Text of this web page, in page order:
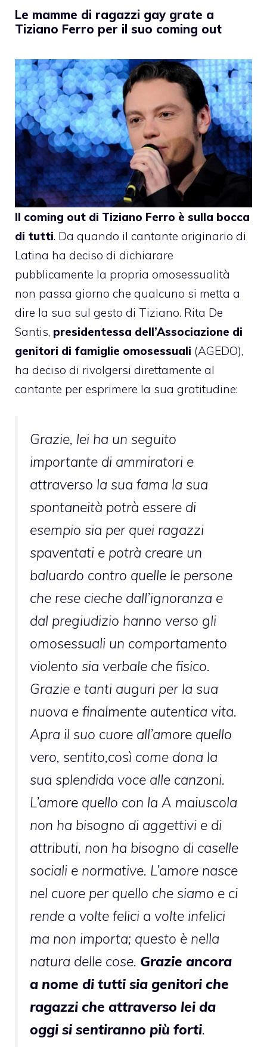
Le mamme di ragazzi gay grate a
Tiziano Ferro per il suo coming out
Il coming out di Tiziano Ferro è sulla bocca
di tutti. Da quando il cantante originario di
Latina ha deciso di dichiarare
pubblicamente la propria omosessualità
non passa giorno che qualcuno si metta a
dire la sua sul gesto di Tiziano. Rita De
Santis, presidentessa dell’Associazione di
genitori di famiglie omosessuali (AGEDO),
ha deciso di rivolgersi direttamente al
cantante per esprimere la sua gratitudine:
Grazie, lei ha un seguito
importante di ammiratori e
attraverso la sua fama la sua
spontaneità potrà essere di
esempio sia per quei ragazzi
spaventati e potrà creare un
baluardo contro quelle le persone
che rese cieche dall’ignoranza e
dal pregiudizio hanno verso gli
omosessuali un comportamento
violento sia verbale che fisico.
Grazie e tanti auguri per la sua
nuova e finalmente autentica vita.
Apra il suo cuore all’amore quello
vero, sentito,così come dona la
sua splendida voce alle canzoni.
L’amore quello con la A maiuscola
non ha bisogno di aggettivi e di
attributi, non ha bisogno di caselle
sociali e normative. L’amore nasce
nel cuore per quello che siamo e ci
rende a volte felici a volte infelici
ma non importa; questo è nella
natura delle cose. Grazie ancora
a nome di tutti sia genitori che
ragazzi che attraverso lei da
oggi si sentiranno più forti.